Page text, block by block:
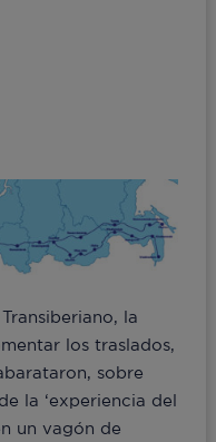
la
los traslados,
sobre
la ‘experiencia del
un vagón de